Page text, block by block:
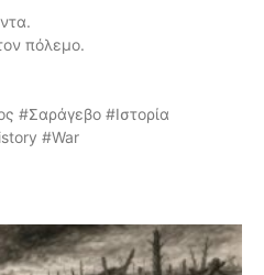
πόλεμο.
#Σαράγεβο #Ιστορία
#War